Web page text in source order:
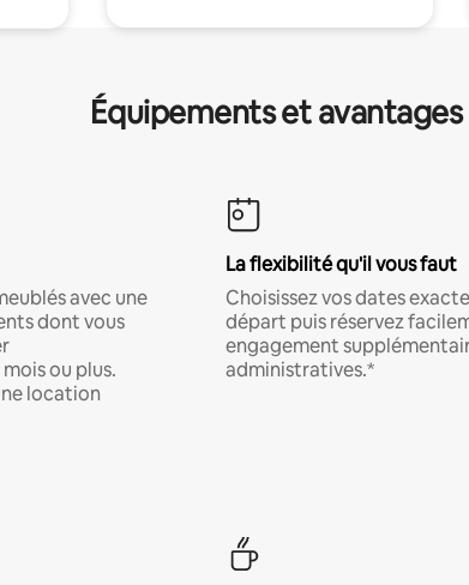
Équipements et
avec une
dont vous
ou plus.
location
La flexibilité qu'il vous faut
Choisissez vos dates
départ puis réservez
engagement
administratives.*